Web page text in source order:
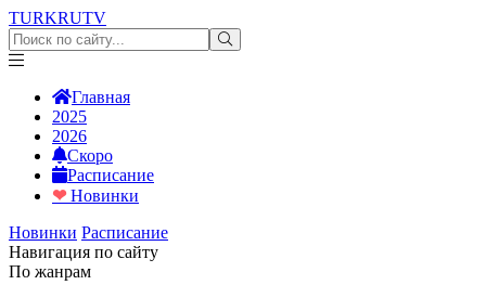
TURKRUTV
Главная
2025
2026
Скоро
Расписание
❤Новинки
Новинки Расписание
Навигация по сайту
По жанрам